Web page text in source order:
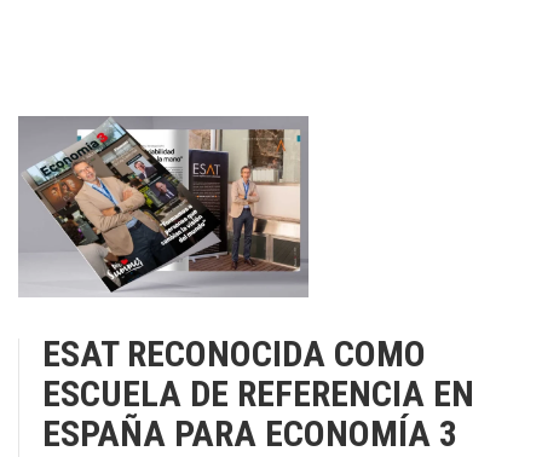
ESAT RECONOCIDA COMO
ESCUELA DE REFERENCIA EN
ESPAÑA PARA ECONOMÍA 3